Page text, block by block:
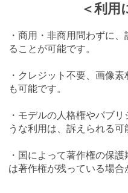
＜利用
・商用・非商用問わずに
ることが可能です。
・クレジット不要、画像
も可能です。
・モデルの人格権やパブ
うな利用は、訴えられる可
・国によって著作権の保
は著作権が残っている場合